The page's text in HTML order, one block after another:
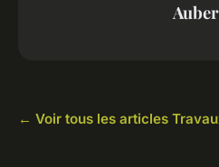
← Voir tous les articles